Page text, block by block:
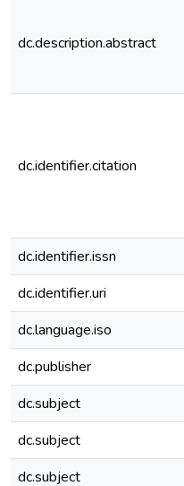
dc.description.abstract
dc.identifier.citation
dc.identifier.issn
dc.identifier.uri
dc.language.iso
dc.publisher
dc.subject
dc.subject
dc.subject